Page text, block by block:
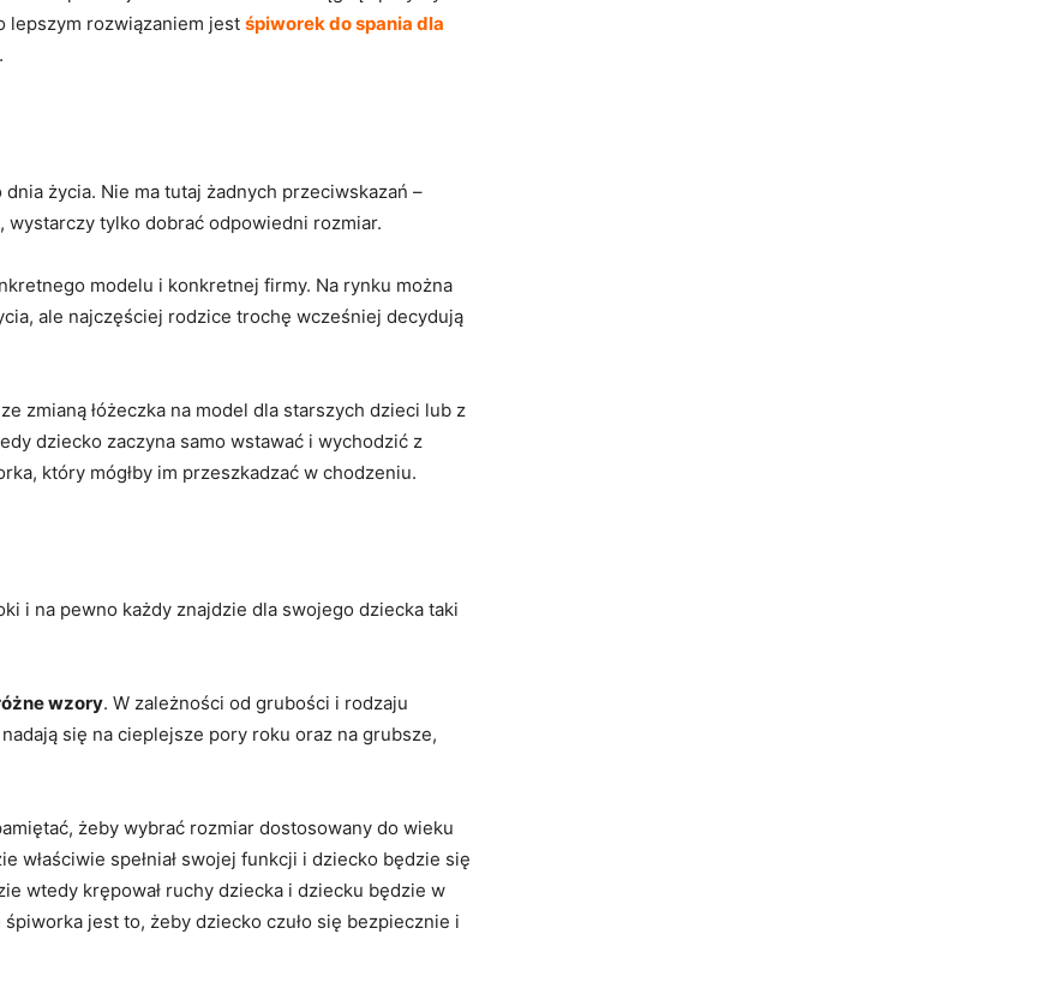
lepszym rozwiązaniem jest śpiworek do spania dla
życia. Nie ma tutaj żadnych przeciwskazań –
, wystarczy tylko dobrać odpowiedni rozmiar.
modelu i konkretnej firmy. Na rynku można
ale najczęściej rodzice trochę wcześniej decydują
zmianą łóżeczka na model dla starszych dzieci lub z
dziecko zaczyna samo wstawać i wychodzić z
który mógłby im przeszkadzać w chodzeniu.
i na pewno każdy znajdzie dla swojego dziecka taki
wzory. W zależności od grubości i rodzaju
się na cieplejsze pory roku oraz na grubsze,
żeby wybrać rozmiar dostosowany do wieku
właściwie spełniał swojej funkcji i dziecko będzie się
wtedy krępował ruchy dziecka i dziecku będzie w
jest to, żeby dziecko czuło się bezpiecznie i